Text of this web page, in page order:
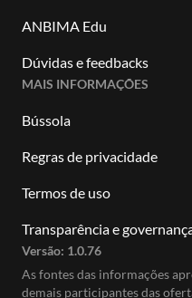
ANBIMA Edu
Dúvidas e feedbacks
MAIS INFORMAÇÕES
Bússola
Regras de privacidade
Termos de uso
Transparência e
Versão: 1.0.76
As fontes das informações
demais participantes das